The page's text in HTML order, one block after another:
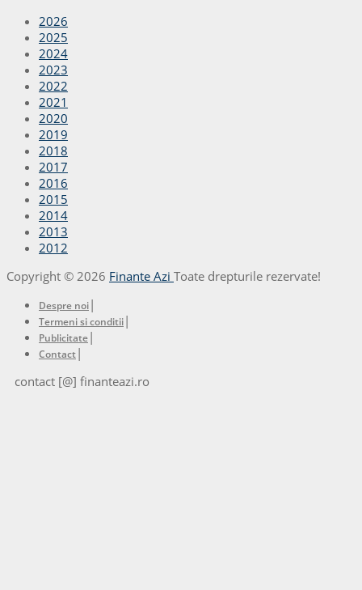
2026
2025
2024
2023
2022
2021
2020
2019
2018
2017
2016
2015
2014
2013
2012
Copyright © 2026 Finante Azi Toate drepturile rezervate!
Despre noi|
Termeni si conditii|
Publicitate|
Contact|
contact [@] finanteazi.ro